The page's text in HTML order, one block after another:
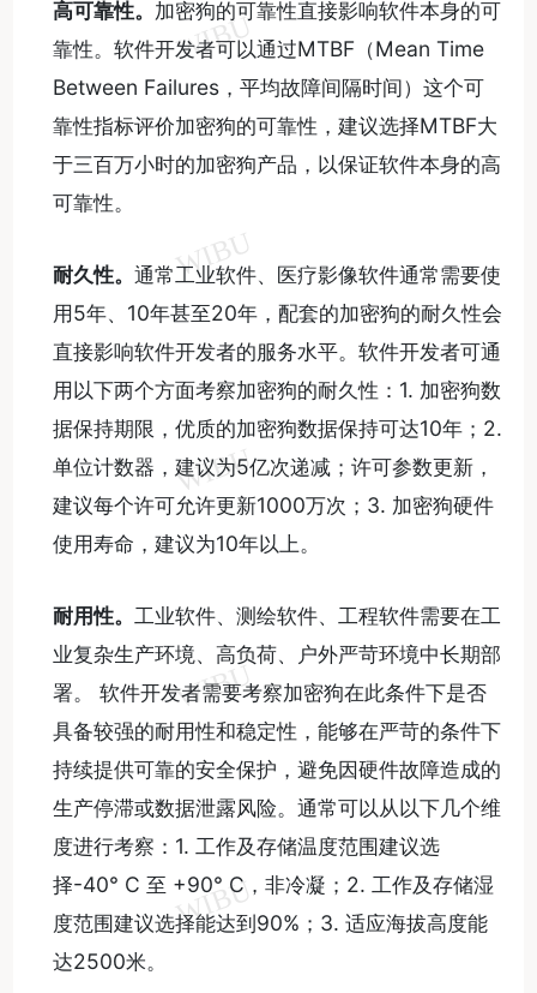
高可靠性。 加密狗的可靠性直接影响软件本身的可
靠性。软件开发者可以通过MTBF（Mean Time
Between Failures，平均故障间隔时间）这个可
靠性指标评价加密狗的可靠性，建议选择MTBF大
于三百万小时的加密狗产品，以保证软件本身的高
可靠性。
耐久性。 通常工业软件、医疗影像软件通常需要使
用5年、10年甚至20年，配套的加密狗的耐久性会
直接影响软件开发者的服务水平。软件开发者可通
用以下两个方面考察加密狗的耐久性：1. 加密狗数
据保持期限，优质的加密狗数据保持可达10年；2.
单位计数器，建议为5亿次递减；许可参数更新，
建议每个许可允许更新1000万次；3. 加密狗硬件
使用寿命，建议为10年以上。
耐用性。 工业软件、测绘软件、工程软件需要在工
业复杂生产环境、高负荷、户外严苛环境中长期部
署。 软件开发者需要考察加密狗在此条件下是否
具备较强的耐用性和稳定性，能够在严苛的条件下
持续提供可靠的安全保护，避免因硬件故障造成的
生产停滞或数据泄露风险。通常可以从以下几个维
度进行考察：1. 工作及存储温度范围建议选
择-40° C 至 +90° C，非冷凝；2. 工作及存储湿
度范围建议选择能达到90%；3. 适应海拔高度能
达2500米。